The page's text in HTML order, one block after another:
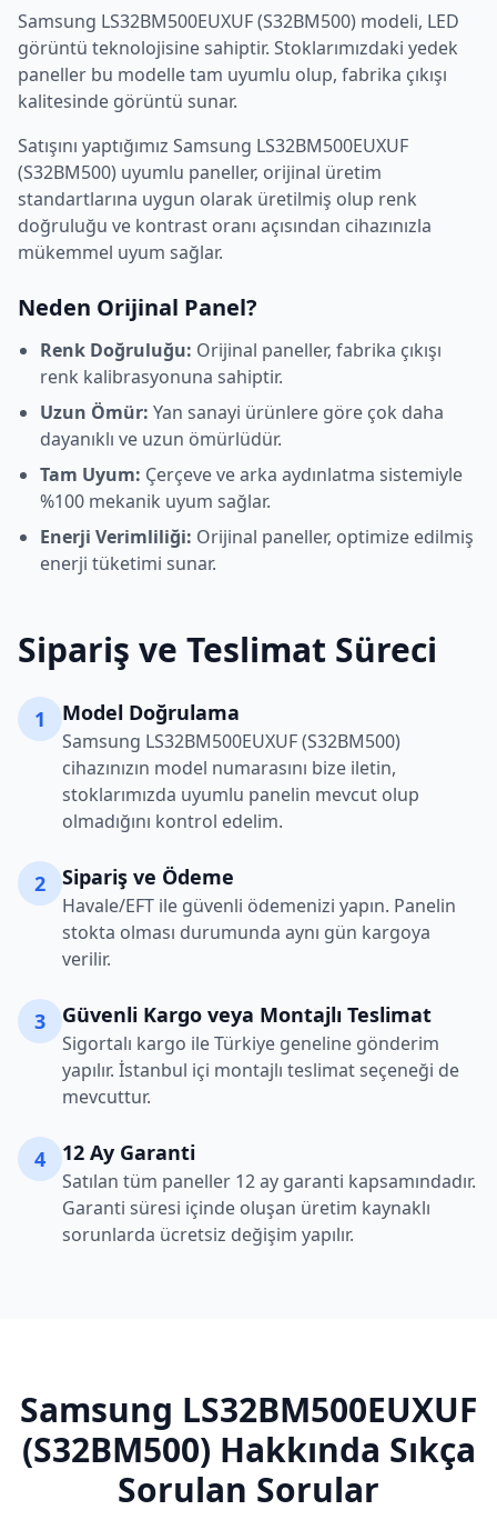
Samsung LS32BM500EUXUF (S32BM500) modeli, LED
görüntü teknolojisine sahiptir. Stoklarımızdaki yedek
paneller bu modelle tam uyumlu olup, fabrika çıkışı
kalitesinde görüntü sunar.
Satışını yaptığımız Samsung LS32BM500EUXUF
(S32BM500) uyumlu paneller, orijinal üretim
standartlarına uygun olarak üretilmiş olup renk
doğruluğu ve kontrast oranı açısından cihazınızla
mükemmel uyum sağlar.
Neden Orijinal Panel?
Renk Doğruluğu: Orijinal paneller, fabrika çıkışı
renk kalibrasyonuna sahiptir.
Uzun Ömür: Yan sanayi ürünlere göre çok daha
dayanıklı ve uzun ömürlüdür.
Tam Uyum: Çerçeve ve arka aydınlatma sistemiyle
%100 mekanik uyum sağlar.
Enerji Verimliliği: Orijinal paneller, optimize edilmiş
enerji tüketimi sunar.
Sipariş ve Teslimat Süreci
1 Model Doğrulama
Samsung LS32BM500EUXUF (S32BM500)
cihazınızın model numarasını bize iletin,
stoklarımızda uyumlu panelin mevcut olup
olmadığını kontrol edelim.
2 Sipariş ve Ödeme
Havale/EFT ile güvenli ödemenizi yapın. Panelin
stokta olması durumunda aynı gün kargoya
verilir.
3 Güvenli Kargo veya Montajlı Teslimat
Sigortalı kargo ile Türkiye geneline gönderim
yapılır. İstanbul içi montajlı teslimat seçeneği de
mevcuttur.
4 12 Ay Garanti
Satılan tüm paneller 12 ay garanti kapsamındadır.
Garanti süresi içinde oluşan üretim kaynaklı
sorunlarda ücretsiz değişim yapılır.
Samsung LS32BM500EUXUF
(S32BM500) Hakkında Sıkça
Sorulan Sorular